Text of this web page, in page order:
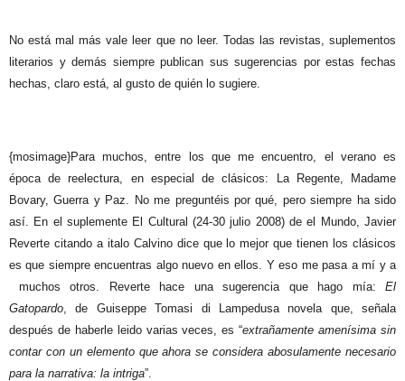
No está mal más vale leer que no leer. Todas las revistas, suplementos
literarios y demás siempre publican sus sugerencias por estas fechas
hechas, claro está, al gusto de quién lo sugiere.
{mosimage}Para muchos, entre los que me encuentro, el verano es
época de reelectura, en especial de clásicos: La Regente, Madame
Bovary, Guerra y Paz. No me preguntéis por qué, pero siempre ha sido
así. En el suplemente El Cultural (24-30 julio 2008) de el Mundo, Javier
Reverte citando a italo Calvino dice que lo mejor que tienen los clásicos
es que siempre encuentras algo nuevo en ellos. Y eso me pasa a mí y a
muchos otros. Reverte hace una sugerencia que hago mía: El
Gatopardo , de Guiseppe Tomasi di Lampedusa novela que, señala
después de haberle leido varias veces, es “extrañamente amenísima sin
contar con un elemento que ahora se considera abosulamente necesario
para la narrativa: la intriga”.